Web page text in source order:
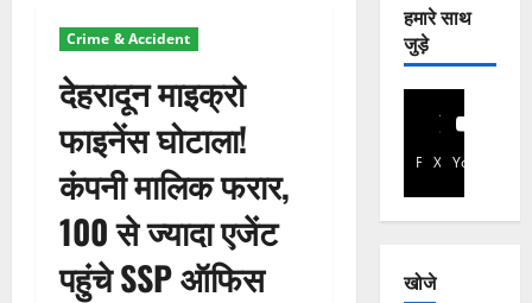
Crime & Accident
देहरादून माइक्रो
फाइनेंस घोटाला!
कंपनी मालिक फरार,
100 से ज्यादा एजेंट
पहुंचे SSP ऑफिस
हमारे साथ
जुड़े
Facebook
X YouTube
खोजे